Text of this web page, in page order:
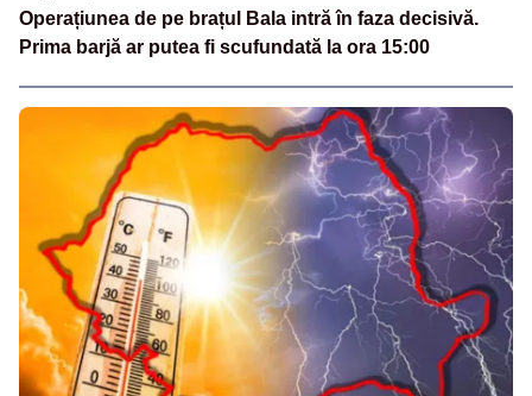
Operațiunea de pe brațul Bala intră în faza decisivă.
Prima barjă ar putea fi scufundată la ora 15:00